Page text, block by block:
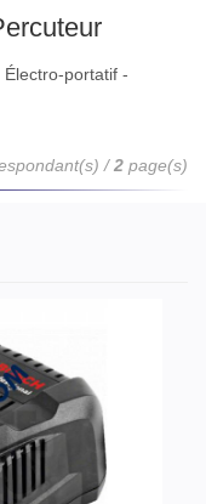
portatif -
/2 page(s)